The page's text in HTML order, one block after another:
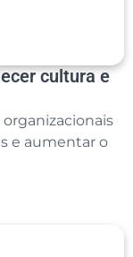
cultura e
e aumentar o